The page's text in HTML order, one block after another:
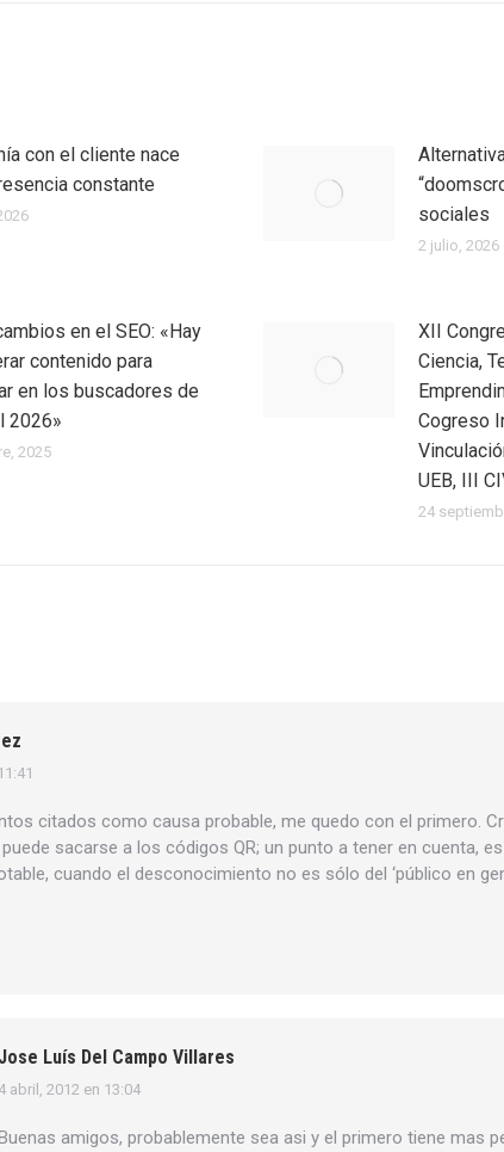
con el cliente nace
constante
sociales
2 julio, 2026
en el SEO: «Hay
contenido para
en los buscadores de
2026»
2025
XII
Ciencia,
Cogreso
UEB, III
24
citados como causa probable, me quedo con el primero.
sacarse a los códigos QR; un punto a tener en cuenta,
cuando el desconocimiento no es sólo del ‘público en
Jose Luís Del Campo Villares
dice:
4 abril, 2012 en 13:04
amigos, probablemente sea asi y el primero tiene mas